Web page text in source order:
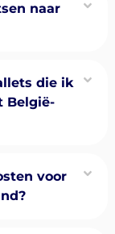
naar
die ik
België-
voor